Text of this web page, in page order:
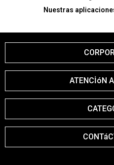
Nuestras
ATENCİóN